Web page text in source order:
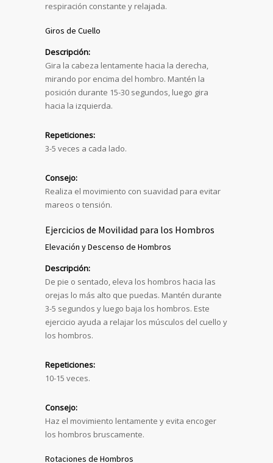
respiración constante y relajada.
Giros de Cuello
Descripción:
Gira la cabeza lentamente hacia la derecha,
mirando por encima del hombro. Mantén la
posición durante 15-30 segundos, luego gira
hacia la izquierda.
Repeticiones:
3-5 veces a cada lado.
Consejo:
Realiza el movimiento con suavidad para evitar
mareos o tensión.
Ejercicios de Movilidad para los Hombros
Elevación y Descenso de Hombros
Descripción:
De pie o sentado, eleva los hombros hacia las
orejas lo más alto que puedas. Mantén durante
3-5 segundos y luego baja los hombros. Este
ejercicio ayuda a relajar los músculos del cuello y
los hombros.
Repeticiones:
10-15 veces.
Consejo:
Haz el movimiento lentamente y evita encoger
los hombros bruscamente.
Rotaciones de Hombros